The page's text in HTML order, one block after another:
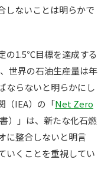
しないことは明らかで
の1.5℃目標を達成する
世界の石油生産量は年
ならないと明らかにし
（IEA）の「Net Zero
）」は、新たな化石燃
に整合しないと明言
いくことを重視してい